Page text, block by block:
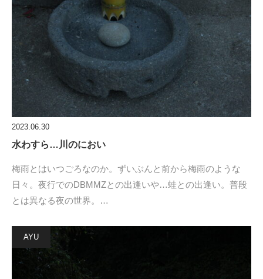
2023.06.30
水わすら…川のにおい
梅雨とはいつごろなのか。ずいぶんと前から梅雨のような
日々。夜行でのDBMMZとの出逢いや…蛙との出逢い。普段
とは異なる夜の世界。…
AYU